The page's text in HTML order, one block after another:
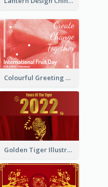
Colourful Greeting Card For International Fruit Day 2021
Golden Tiger Illustration Chinese New Year Greeting Card